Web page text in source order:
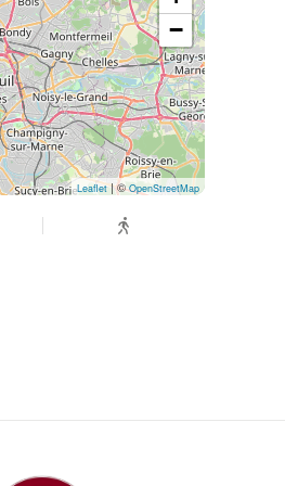
billet ?
— 20 €
— 25 €
(25 €) apparaîtra :
un proche.
d’indiquer
de manière
cours au Centre,
−
Leaflet| ©OpenStreetMap